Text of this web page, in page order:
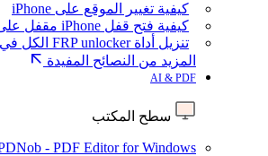
كيفية تغيير الموقع على iPhone
كيفية فتح قفل iPhone مقفل على مالكه
تنزيل أداة FRP unlocker الكل في واحد مجانًا
المزيد من النصائح المفيدة
AI & PDF
سطح المكتب
- PDF Editor for Windows